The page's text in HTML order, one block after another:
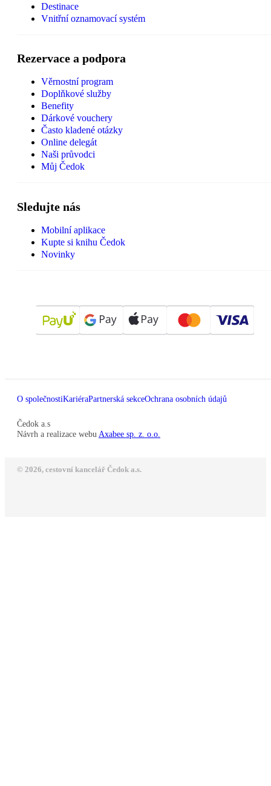
Destinace
Vnitřní oznamovací systém
Rezervace a podpora
Věrnostní program
Doplňkové služby
Benefity
Dárkové vouchery
Často kladené otázky
Online delegát
Naši průvodci
Můj Čedok
Sledujte nás
Mobilní aplikace
Kupte si knihu Čedok
Novinky
O společnostiKariéraPartnerská sekceOchrana osobních údajů
Čedok a.s
Návrh a realizace webu Axabee sp. z. o.o.
© 2026, cestovní kancelář Čedok a.s.